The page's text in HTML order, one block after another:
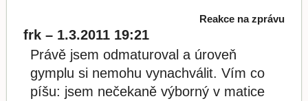
Reakce na zprávu
frk – 1.3.2011 19:21
Právě jsem odmaturoval a úroveň
gymplu si nemohu vynachválit. Vím co
píšu: jsem nečekaně výborný v matice